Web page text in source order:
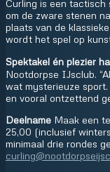
Curling is een tactisch
om de zware stenen
plaats van de
wordt het spel op
Spektakel én plezier
Nootdorpse IJsclub.
wat mysterieuze
en vooral ontzettend
Deelname Maak een
25,00 (inclusief
minimaal drie rondes